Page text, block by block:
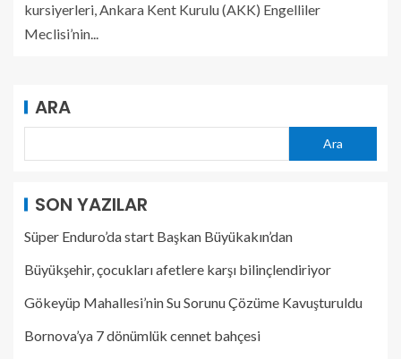
kursiyerleri, Ankara Kent Kurulu (AKK) Engelliler
Meclisi’nin...
ARA
Ara
SON YAZILAR
Süper Enduro’da start Başkan Büyükakın’dan
Büyükşehir, çocukları afetlere karşı bilinçlendiriyor
Gökeyüp Mahallesi’nin Su Sorunu Çözüme Kavuşturuldu
Bornova’ya 7 dönümlük cennet bahçesi